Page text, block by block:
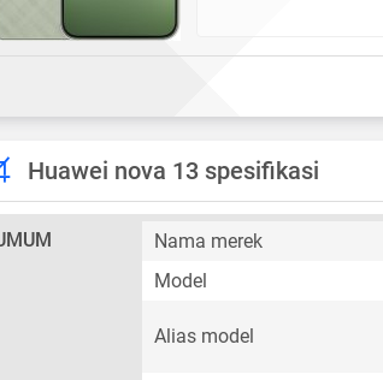
Huawei nova 13 spesifikasi
Nama merek
Model
Alias model